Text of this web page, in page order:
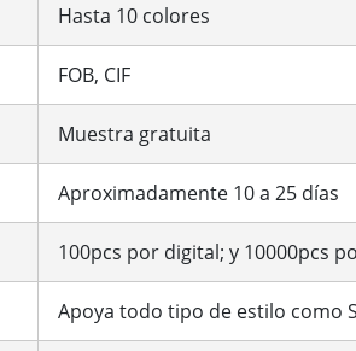
Hasta 10 colores
FOB, CIF
Muestra gratuita
Aproximadamente 10 a 25 días
100pcs por digital; y 10000pcs
Apoya todo tipo de estilo como